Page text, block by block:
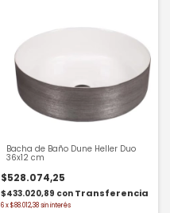
Bacha de Baño Dune Heller Duo
36x12 cm
$528.074,25
$433.020,89 con
6 x$88.012,38 sin interés